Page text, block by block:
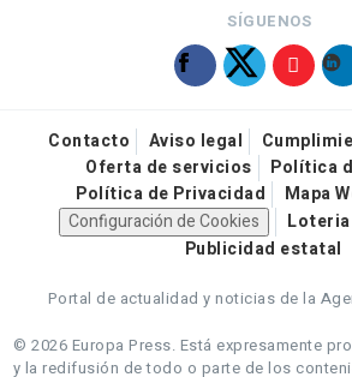
SÍGUENOS
Contacto Aviso legal
Oferta de servicios
Política
Política de Privacidad
Mapa
Configuración de Cookies
Publicidad estatal
Portal de actualidad y noticias de la
© 2026 Europa Press. Está expresamente
y la redifusión de todo o parte de los